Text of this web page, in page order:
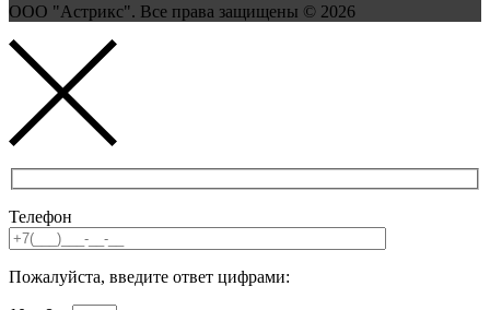
ООО "Астрикс". Все права защищены © 2026
Телефон
Пожалуйста, введите ответ цифрами: